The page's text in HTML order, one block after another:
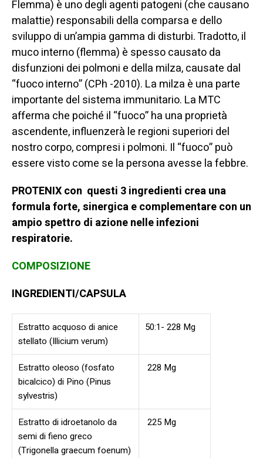
Flemma) è uno degli agenti patogeni (che causano
malattie) responsabili della comparsa e dello
sviluppo di un’ampia gamma di disturbi. Tradotto, il
muco interno (flemma) è spesso causato da
disfunzioni dei polmoni e della milza, causate dal
“fuoco interno” (CPh -2010). La milza è una parte
importante del sistema immunitario. La MTC
afferma che poiché il “fuoco” ha una proprietà
ascendente, influenzerà le regioni superiori del
nostro corpo, compresi i polmoni. Il “fuoco” può
essere visto come se la persona avesse la febbre.
PROTENIX con questi 3 ingredienti crea una
formula forte, sinergica e complementare con un
ampio spettro di azione nelle infezioni
respiratorie.
COMPOSIZIONE
INGREDIENTI/CAPSULA
Estratto acquoso di anice
stellato (Illicium verum)
50:1- 228 Mg
Estratto oleoso (fosfato
bicalcico) di Pino (Pinus
sylvestris)
228 Mg
Estratto di idroetanolo da
semi di fieno greco
(Trigonella graecum foenum)
225 Mg